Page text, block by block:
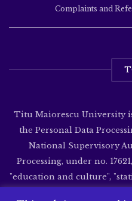
Complaints and
Titu Maiorescu University
the Personal Data
National Supervisory
Processing, under no.
"education and culture",